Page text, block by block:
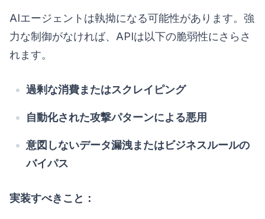
AIエージェントは執拗になる可能性があります。強
力な制御がなければ、APIは以下の脆弱性にさらさ
れます。
過剰な消費またはスクレイピング
自動化された攻撃パターンによる悪用
意図しないデータ漏洩またはビジネスルールの
バイパス
実装すべきこと：